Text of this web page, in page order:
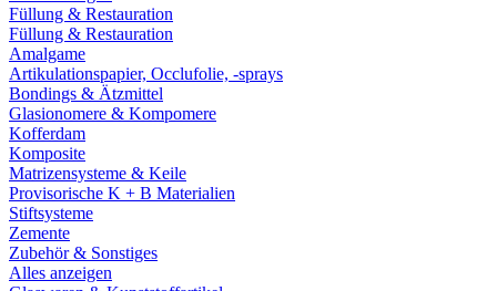
Füllung & Restauration
Füllung & Restauration
Amalgame
Artikulationspapier, Occlufolie, -sprays
Bondings & Ätzmittel
Glasionomere & Kompomere
Kofferdam
Komposite
Matrizensysteme & Keile
Provisorische K + B Materialien
Stiftsysteme
Zemente
Zubehör & Sonstiges
Alles anzeigen